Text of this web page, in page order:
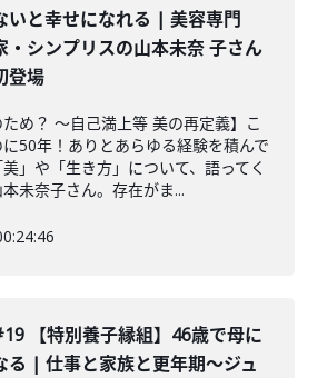
いと幸せになれる | 美容専門
・シンプリスの山本未奈 子さん
登場
ため？ 〜自己満上等 美の再定義】こ
50年！ありとあらゆる経験を積んで
」や「生き方」について、語ってく
未奈子さん。存在がま...
【特別養子縁組】46歳で母に
る | 仕事と家族と更年期〜ジュ